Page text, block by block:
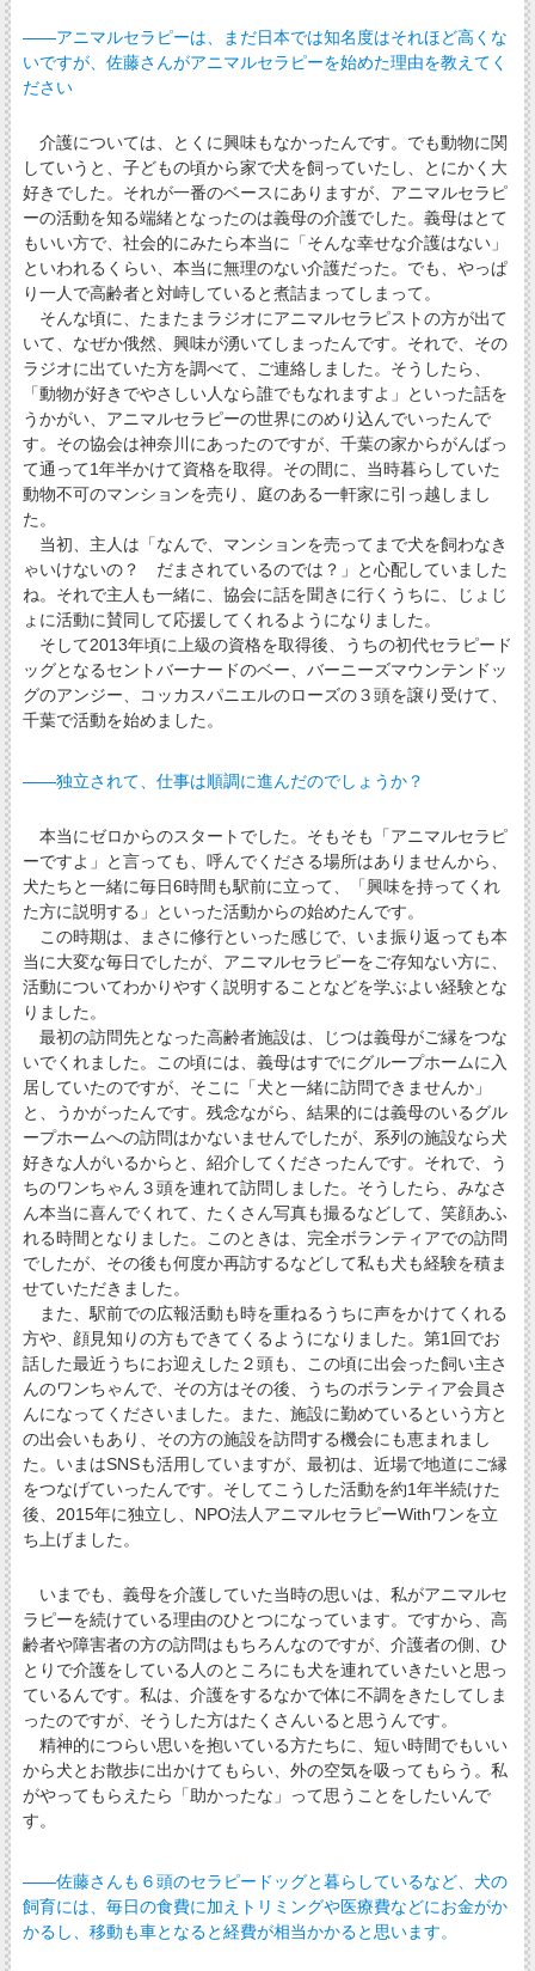
――アニマルセラピーは、まだ日本では知名度はそれほど高くな
いですが、佐藤さんがアニマルセラピーを始めた理由を教えてく
ださい
介護については、とくに興味もなかったんです。でも動物に関
していうと、子どもの頃から家で犬を飼っていたし、とにかく大
好きでした。それが一番のベースにありますが、アニマルセラピ
ーの活動を知る端緒となったのは義母の介護でした。義母はとて
もいい方で、社会的にみたら本当に「そんな幸せな介護はない」
といわれるくらい、本当に無理のない介護だった。でも、やっぱ
り一人で高齢者と対峙していると煮詰まってしまって。
そんな頃に、たまたまラジオにアニマルセラピストの方が出て
いて、なぜか俄然、興味が湧いてしまったんです。それで、その
ラジオに出ていた方を調べて、ご連絡しました。そうしたら、
「動物が好きでやさしい人なら誰でもなれますよ」といった話を
うかがい、アニマルセラピーの世界にのめり込んでいったんで
す。その協会は神奈川にあったのですが、千葉の家からがんばっ
て通って1年半かけて資格を取得。その間に、当時暮らしていた
動物不可のマンションを売り、庭のある一軒家に引っ越しまし
た。
当初、主人は「なんで、マンションを売ってまで犬を飼わなき
ゃいけないの？ だまされているのでは？」と心配していました
ね。それで主人も一緒に、協会に話を聞きに行くうちに、じょじ
ょに活動に賛同して応援してくれるようになりました。
そして2013年頃に上級の資格を取得後、うちの初代セラピード
ッグとなるセントバーナードのベー、バーニーズマウンテンドッ
グのアンジー、コッカスパニエルのローズの３頭を譲り受けて、
千葉で活動を始めました。
――独立されて、仕事は順調に進んだのでしょうか？
本当にゼロからのスタートでした。そもそも「アニマルセラピ
ーですよ」と言っても、呼んでくださる場所はありませんから、
犬たちと一緒に毎日6時間も駅前に立って、「興味を持ってくれ
た方に説明する」といった活動からの始めたんです。
この時期は、まさに修行といった感じで、いま振り返っても本
当に大変な毎日でしたが、アニマルセラピーをご存知ない方に、
活動についてわかりやすく説明することなどを学ぶよい経験とな
りました。
最初の訪問先となった高齢者施設は、じつは義母がご縁をつな
いでくれました。この頃には、義母はすでにグループホームに入
居していたのですが、そこに「犬と一緒に訪問できませんか」
と、うかがったんです。残念ながら、結果的には義母のいるグル
ープホームへの訪問はかないませんでしたが、系列の施設なら犬
好きな人がいるからと、紹介してくださったんです。それで、う
ちのワンちゃん３頭を連れて訪問しました。そうしたら、みなさ
ん本当に喜んでくれて、たくさん写真も撮るなどして、笑顔あふ
れる時間となりました。このときは、完全ボランティアでの訪問
でしたが、その後も何度か再訪するなどして私も犬も経験を積ま
せていただきました。
また、駅前での広報活動も時を重ねるうちに声をかけてくれる
方や、顔見知りの方もできてくるようになりました。第1回でお
話した最近うちにお迎えした２頭も、この頃に出会った飼い主さ
んのワンちゃんで、その方はその後、うちのボランティア会員さ
んになってくださいました。また、施設に勤めているという方と
の出会いもあり、その方の施設を訪問する機会にも恵まれまし
た。いまはSNSも活用していますが、最初は、近場で地道にご縁
をつなげていったんです。そしてこうした活動を約1年半続けた
後、2015年に独立し、NPO法人アニマルセラピーWithワンを立
ち上げました。
いまでも、義母を介護していた当時の思いは、私がアニマルセ
ラピーを続けている理由のひとつになっています。ですから、高
齢者や障害者の方の訪問はもちろんなのですが、介護者の側、ひ
とりで介護をしている人のところにも犬を連れていきたいと思っ
ているんです。私は、介護をするなかで体に不調をきたしてしま
ったのですが、そうした方はたくさんいると思うんです。
精神的につらい思いを抱いている方たちに、短い時間でもいい
から犬とお散歩に出かけてもらい、外の空気を吸ってもらう。私
がやってもらえたら「助かったな」って思うことをしたいんで
す。
――佐藤さんも６頭のセラピードッグと暮らしているなど、犬の
飼育には、毎日の食費に加えトリミングや医療費などにお金がか
かるし、移動も車となると経費が相当かかると思います。